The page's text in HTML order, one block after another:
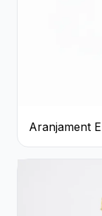
Aranjament
Flori